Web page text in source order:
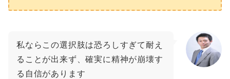
私ならこの選択肢は恐ろしすぎて耐え
ることが出来ず、確実に精神が崩壊す
る自信があります